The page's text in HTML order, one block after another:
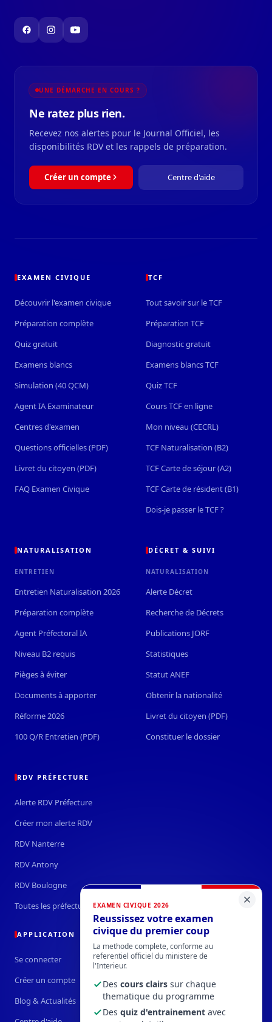
EXAMEN CIVIQUE 2026
Reussissez votre examen
civique du premier coup
La methode complete, conforme au
referentiel officiel du ministere de
l'Interieur.
Des cours clairs sur chaque
thematique du programme
Des quiz d'entrainement avec
UNE DÉMARCHE EN COURS ?
Ne ratez plus rien.
Recevez nos alertes pour le Journal Officiel, les
disponibilités RDV et les rappels de préparation.
Créer un compte Centre d'aide
EXAMEN CIVIQUE
Découvrir l'examen civique
Préparation complète
Quiz gratuit
Examens blancs
Simulation (40 QCM)
Agent IA Examinateur
Centres d'examen
Questions officielles (PDF)
Livret du citoyen (PDF)
FAQ Examen Civique
TCF
Tout savoir sur le TCF
Préparation TCF
Diagnostic gratuit
Examens blancs TCF
Quiz TCF
Cours TCF en ligne
Mon niveau (CECRL)
TCF Naturalisation (B2)
TCF Carte de séjour (A2)
TCF Carte de résident (B1)
Dois-je passer le TCF ?
NATURALISATION
ENTRETIEN
Entretien Naturalisation 2026
Préparation complète
Agent Préfectoral IA
Niveau B2 requis
Pièges à éviter
Documents à apporter
Réforme 2026
100 Q/R Entretien (PDF)
DÉCRET & SUIVI
NATURALISATION
Alerte Décret
Recherche de Décrets
Publications JORF
Statistiques
Statut ANEF
Obtenir la nationalité
Livret du citoyen (PDF)
Constituer le dossier
RDV PRÉFECTURE
Alerte RDV Préfecture
Créer mon alerte RDV
RDV Nanterre
RDV Antony
RDV Boulogne
Toutes les préfectures →
APPLICATION
Se connecter
Créer un compte
Blog & Actualités